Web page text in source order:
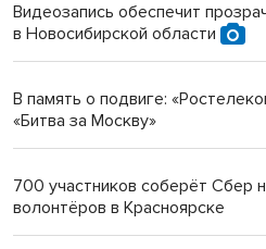
Инвалид получил условный
Видеозапись обеспечит
в Новосибирской области
В память о подвиге:
«Битва за Москву»
700 участников соберёт Сбер
волонтёров в Красноярске